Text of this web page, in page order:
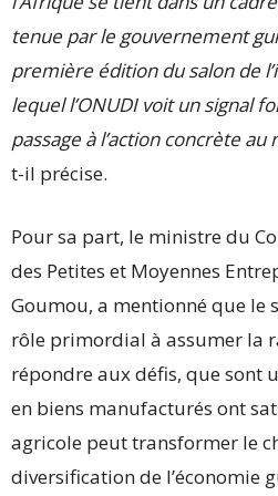
tenue par le gouvernement
première édition du salon de
lequel l’ONUDI voit un signal
passage à l’action concrète au
t-il précise.
Pour sa part, le ministre du
des Petites et Moyennes
Goumou, a mentionné que le
rôle primordial à assumer la
répondre aux défis, que sont
en biens manufacturés ont
agricole peut transformer le
diversification de l’économie